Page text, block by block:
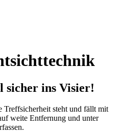
sicher ins Visier!
Treffsicherheit steht und fällt mit
weite Entfernung und unter